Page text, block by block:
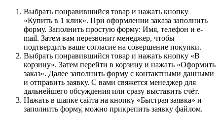
Выбрать понравившийся товар и нажать кнопку
«Купить в 1 клик». При оформлении заказа заполнить
форму. Заполнить простую форму: Имя, телефон и e-
mail. Затем вам перезвонит менеджер, чтобы
подтвердить ваше согласие на совершение покупки.
Выбрать понравившийся товар и нажать кнопку «В
корзину». Затем перейти в корзину и нажать «Оформить
заказ». Далее заполнить форму с контактными данными
и отправить заявку. С вами свяжется менеджер для
дальнейшего обсуждения или сразу выставить счёт.
Нажать в шапке сайта на кнопку «Быстрая заявка» и
заполнить форму, можно прикрепить заявку файлом.